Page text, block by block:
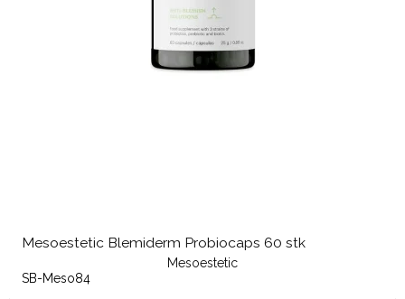
Mesoestetic Blemiderm Probiocaps 60 stk
Mesoestetic
SB-Meso84